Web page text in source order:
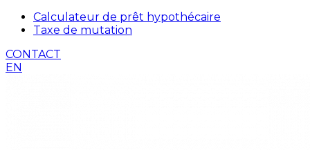
Calculateur de prêt hypothécaire
Taxe de mutation
CONTACT
EN